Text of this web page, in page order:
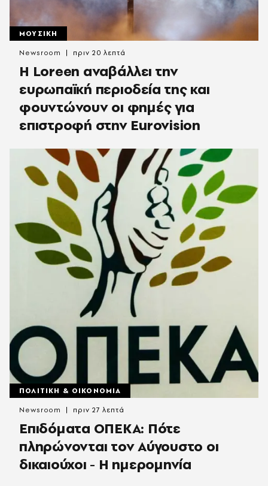
ΜΟΥΣΙΚΗ
Η Loreen αναβάλλει την
ευρωπαϊκή περιοδεία της και
φουντώνουν οι φημές για
επιστροφή στην Eurovision
Newsroom πριν 20 λεπτά
ΠΟΛΙΤΙΚΗ & ΟΙΚΟΝΟΜΙΑ
Επιδόματα ΟΠΕΚΑ: Πότε
πληρώνονται τον Αύγουστο οι
δικαιούχοι - Η ημερομηνία
Newsroom πριν 27 λεπτά